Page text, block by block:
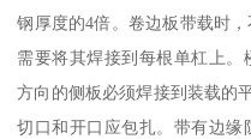
钢厚度的4倍。卷边板带载时
需要将其焊接到每根单杠上。
方向的侧板必须焊接到装载的
切口和开口应包扎。带有边缘